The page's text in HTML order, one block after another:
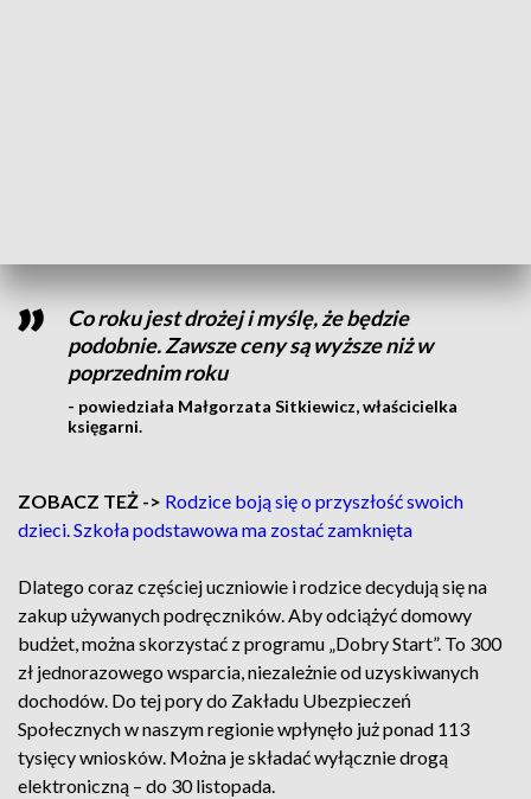
Co roku jest drożej i myślę, że będzie
podobnie. Zawsze ceny są wyższe niż w
poprzednim roku
- powiedziała Małgorzata Sitkiewicz, właścicielka
księgarni.
ZOBACZ TEŻ -> Rodzice boją się o przyszłość swoich
dzieci. Szkoła podstawowa ma zostać zamknięta
Dlatego coraz częściej uczniowie i rodzice decydują się na
zakup używanych podręczników. Aby odciążyć domowy
budżet, można skorzystać z programu „Dobry Start”. To 300
zł jednorazowego wsparcia, niezależnie od uzyskiwanych
dochodów. Do tej pory do Zakładu Ubezpieczeń
Społecznych w naszym regionie wpłynęło już ponad 113
tysięcy wniosków. Można je składać wyłącznie drogą
elektroniczną – do 30 listopada.